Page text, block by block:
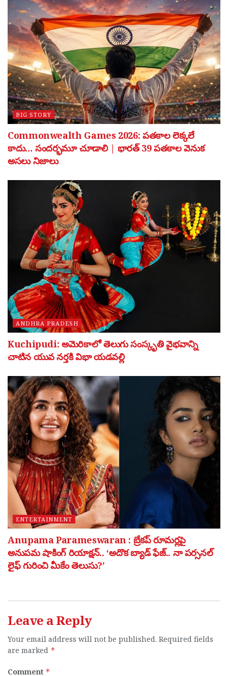
BIG STORY
Commonwealth Games 2026: పతకాల లెక్కలే
కాదు… సందర్భమూ చూడాలి | భారత్ 39 పతకాల వెనుక
అసలు నిజాలు
ANDHRA PRADESH
Kuchipudi: అమెరికాలో తెలుగు సంస్కృతి వైభవాన్ని
చాటిన యువ నర్తకి విభా యడవల్లి
ENTERTAINMENT
Anupama Parameswaran : బ్రేకప్ రూమర్లపై
అనుపమ షాకింగ్ రియాక్షన్.. ‘అదొక బ్యాడ్ ఫేజ్.. నా పర్సనల్
లైఫ్ గురించి మీకేం తెలుసు?’
Leave a Reply
Your email address will not be published. Required fields
are marked *
Comment *